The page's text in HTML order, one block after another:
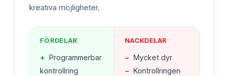
kreativa möjligheter.
FÖRDELAR
+ Programmerbar
kontrollring
NACKDELAR
− Mycket dyr
− Kontrollringen